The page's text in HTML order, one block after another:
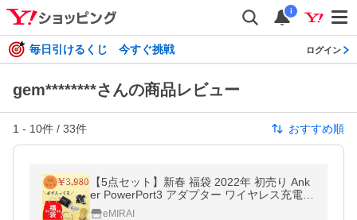
i
毎日引けるくじ 今すぐ挑戦 ログイン
gem********さんの商品レビュー
1 - 10件 / 33件 おすすめ順
【5点セット】新春 福袋 2022年 初売り Ank
er PowerPort3 アダプター ワイヤレス充電器
type-ｃ ケーブル 中身が見える セット
eMIRAI